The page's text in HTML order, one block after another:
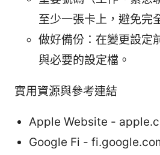
至少一張卡上，避免完
做好備份：在變更設定
與必要的設定檔。
實用資源與參考連結
Apple Website -
Google Fi -